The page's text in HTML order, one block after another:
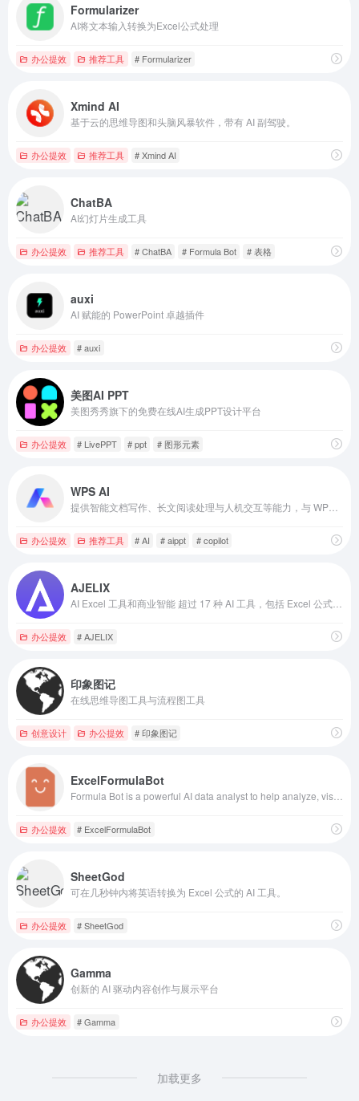
Formularizer
AI将文本输入转换为Excel公式处理
办公提效 推荐工具 # Formularizer
Xmind AI
基于云的思维导图和头脑风暴软件，带有 AI 副驾驶。
办公提效 推荐工具 # Xmind AI
ChatBA
AI幻灯片生成工具
办公提效 推荐工具 # ChatBA # Formula Bot # 表格
auxi
AI 赋能的 PowerPoint 卓越插件
办公提效 # auxi
美图AI PPT
美图秀秀旗下的免费在线AI生成PPT设计平台
办公提效 # LivePPT # ppt # 图形元素
WPS AI
办公提效 推荐工具 # AI # aippt # copilot
AJELIX
办公提效 # AJELIX
印象图记
在线思维导图工具与流程图工具
创意设计 办公提效 # 印象图记
ExcelFormulaBot
办公提效 # ExcelFormulaBot
SheetGod
可在几秒钟内将英语转换为 Excel 公式的 AI 工具。
办公提效 # SheetGod
Gamma
创新的 AI 驱动内容创作与展示平台
办公提效 # Gamma
加载更多